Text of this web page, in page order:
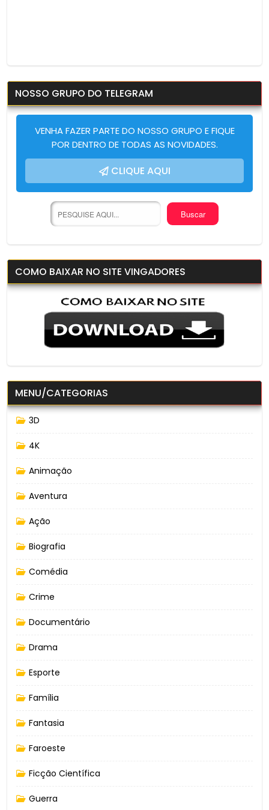
NOSSO GRUPO DO TELEGRAM
VENHA FAZER PARTE DO NOSSO GRUPO E FIQUE
POR DENTRO DE TODAS AS NOVIDADES.
CLIQUE AQUI
COMO BAIXAR NO SITE VINGADORES
MENU/CATEGORIAS
3D
4K
Animação
Aventura
Ação
Biografia
Comédia
Crime
Documentário
Drama
Esporte
Família
Fantasia
Faroeste
Ficção Científica
Guerra